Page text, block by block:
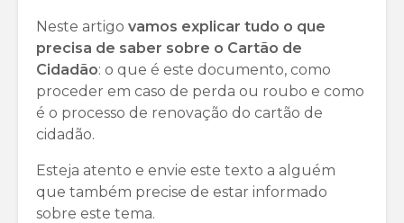
Neste artigo vamos explicar tudo o que
precisa de saber sobre o Cartão de
Cidadão: o que é este documento, como
proceder em caso de perda ou roubo e como
é o processo de renovação do cartão de
cidadão.
Esteja atento e envie este texto a alguém
que também precise de estar informado
sobre este tema.